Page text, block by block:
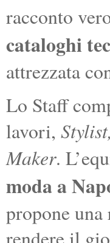
racconto
cataloghi
attrezzata
Lo Staff
lavori,
Maker.
moda a
propone